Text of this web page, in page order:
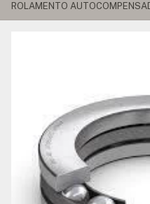
ROLAMENTO